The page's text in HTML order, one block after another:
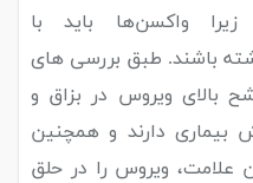
زیرا واکسن‌ها باید با
باشند. طبق بررسی های
بالای ویروس در بزاق و
دارند و همچنین
علامت، ویروس را در حلق